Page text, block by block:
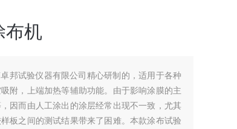
布机
邦试验仪器有限公司精心研制的，适用于各种
附，上端加热等辅助功能。由于影响涂膜的主
因而由人工涂出的涂层经常出现不一致，尤其
板之间的测试结果带来了困难。本款涂布试验